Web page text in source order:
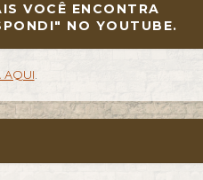
VOCÊ ENCONTRA
NO YOUTUBE.
AQUI.